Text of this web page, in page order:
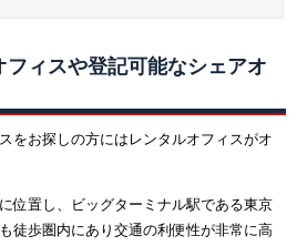
フィスや登記可能なシェアオ
をお探しの方にはレンタルオフィスがオ
位置し、ビッグターミナル駅である東京
徒歩圏内にあり交通の利便性が非常に高